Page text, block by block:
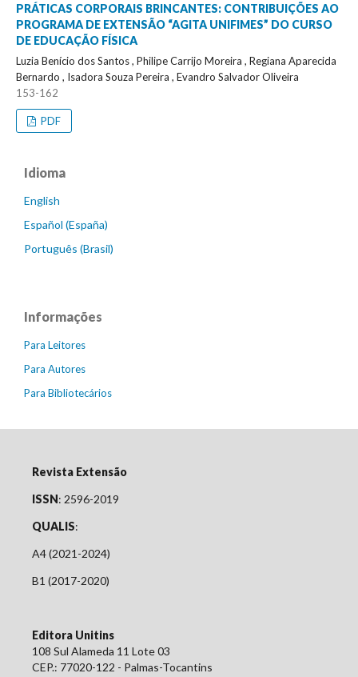
PRÁTICAS CORPORAIS BRINCANTES: CONTRIBUIÇÕES AO
PROGRAMA DE EXTENSÃO “AGITA UNIFIMES” DO CURSO
DE EDUCAÇÃO FÍSICA
Luzia Benício dos Santos , Philipe Carrijo Moreira , Regiana Aparecida
Bernardo , Isadora Souza Pereira , Evandro Salvador Oliveira
153-162
PDF
Idioma
English
Español (España)
Português (Brasil)
Informações
Para Leitores
Para Autores
Para Bibliotecários
Revista Extensão
ISSN: 2596-2019
QUALIS:
A4 (2021-2024)
B1 (2017-2020)
Editora Unitins
108 Sul Alameda 11 Lote 03
CEP.: 77020-122 - Palmas-Tocantins